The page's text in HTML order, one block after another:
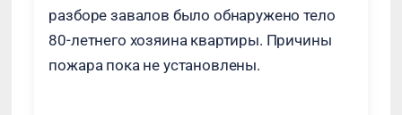
разборе завалов было обнаружено тело
80-летнего хозяина квартиры. Причины
пожара пока не установлены.